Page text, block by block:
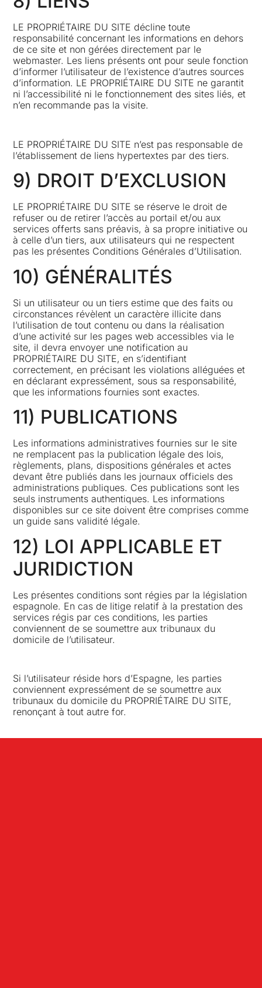
LE PROPRIÉTAIRE DU SITE décline toute
responsabilité concernant les informations en dehors
de ce site et non gérées directement par le
webmaster. Les liens présents ont pour seule fonction
d’informer l’utilisateur de l’existence d’autres sources
d’information. LE PROPRIÉTAIRE DU SITE ne garantit
ni l’accessibilité ni le fonctionnement des sites liés, et
n’en recommande pas la visite.
LE PROPRIÉTAIRE DU SITE n’est pas responsable de
l’établissement de liens hypertextes par des tiers.
9) DROIT D’EXCLUSION
LE PROPRIÉTAIRE DU SITE se réserve le droit de
refuser ou de retirer l’accès au portail et/ou aux
services offerts sans préavis, à sa propre initiative ou
à celle d’un tiers, aux utilisateurs qui ne respectent
pas les présentes Conditions Générales d’Utilisation.
10) GÉNÉRALITÉS
Si un utilisateur ou un tiers estime que des faits ou
circonstances révèlent un caractère illicite dans
l’utilisation de tout contenu ou dans la réalisation
d’une activité sur les pages web accessibles via le
site, il devra envoyer une notification au
PROPRIÉTAIRE DU SITE, en s’identifiant
correctement, en précisant les violations alléguées et
en déclarant expressément, sous sa responsabilité,
que les informations fournies sont exactes.
11) PUBLICATIONS
Les informations administratives fournies sur le site
ne remplacent pas la publication légale des lois,
règlements, plans, dispositions générales et actes
devant être publiés dans les journaux officiels des
administrations publiques. Ces publications sont les
seuls instruments authentiques. Les informations
disponibles sur ce site doivent être comprises comme
un guide sans validité légale.
12) LOI APPLICABLE ET
JURIDICTION
Les présentes conditions sont régies par la législation
espagnole. En cas de litige relatif à la prestation des
services régis par ces conditions, les parties
conviennent de se soumettre aux tribunaux du
domicile de l’utilisateur.
Si l’utilisateur réside hors d’Espagne, les parties
conviennent expressément de se soumettre aux
tribunaux du domicile du PROPRIÉTAIRE DU SITE,
renonçant à tout autre for.